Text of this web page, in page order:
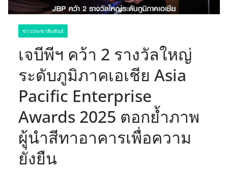
ข่าวประชาสัมพันธ์
เจบีพีฯ คว้า 2 รางวัลใหญ่
ระดับภูมิภาคเอเชีย Asia
Pacific Enterprise
Awards 2025 ตอกย้ำภาพ
ผู้นำสีทาอาคารเพื่อความ
ยั่งยืน